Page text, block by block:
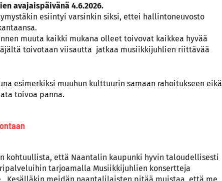
avajaispäivänä 4.6.2026.
esiintyi varsinkin siksi, ettei hallintoneuvosto
muuta kaikki mukana olleet toivovat kaikkea hyvää
toivotaan viisautta jatkaa musiikkijuhlien riittävää
esimerkiksi muuhun kulttuurin samaan rahoitukseen eikä
toivoa panna.
kohtuullista, että Naantalin kaupunki hyvin taloudellisesti
tarjoamalla Musiikkijuhlien konsertteja